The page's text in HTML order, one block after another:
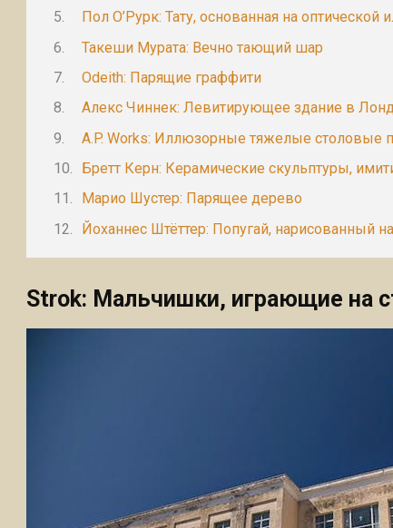
Пол О’Рурк: Тату, основанная на оптической
Такеши Мурата: Вечно тающий шар
Odeith: Парящие граффити
Алекс Чиннек: Левитирующее здание в
A.P. Works: Иллюзорные тяжелые столовые
Бретт Керн: Керамические скульптуры,
Марио Шустер: Парящее дерево
Йоханнес Штёттер: Попугай, нарисованный
Strok: Мальчишки, играющие на